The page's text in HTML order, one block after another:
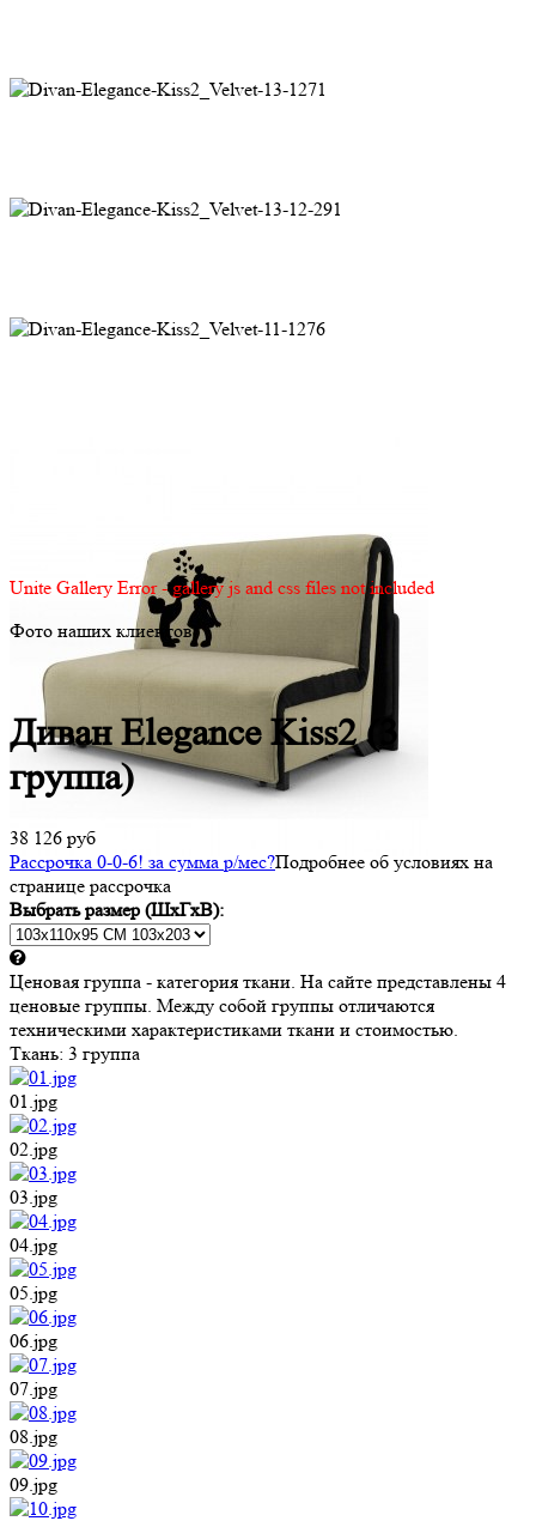
Unite Gallery Error - gallery js and css files not included
Фото наших клиентов
Диван Elegance Kiss2 (3
группа)
38 126 руб
Рассрочка 0-0-6! за сумма р/мес?Подробнее об условиях на
странице рассрочка
Выбрать размер (ШхГхВ):
Ценовая группа - категория ткани. На сайте представлены 4
ценовые группы. Между собой группы отличаются
техническими характеристиками ткани и стоимостью.
Ткань: 3 группа
01.jpg
02.jpg
03.jpg
04.jpg
05.jpg
06.jpg
07.jpg
08.jpg
09.jpg